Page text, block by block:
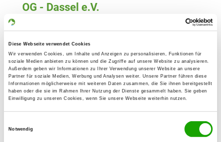
Diese Webseite verwendet Cookies
Wir verwenden Cookies, um Inhalte und Anzeigen zu personalisieren, Funktionen für
soziale Medien anbieten zu können und die Zugriffe auf unsere Website zu analysieren.
Außerdem geben wir Informationen zu Ihrer Verwendung unserer Website an unsere
Partner für soziale Medien, Werbung und Analysen weiter. Unsere Partner führen diese
Informationen möglicherweise mit weiteren Daten zusammen, die Sie ihnen bereitgestellt
haben oder die sie im Rahmen Ihrer Nutzung der Dienste gesammelt haben. Sie geben
Einwilligung zu unseren Cookies, wenn Sie unsere Webseite weiterhin nutzen.
Notwendig
OG - Dassel e.V.
Details
37586 Dassel
OG - Holzminden-Altendorf e.V.
Details
Wasserübungsplatz 6
37603 Holzminden
Details
Lüchtringer Weg